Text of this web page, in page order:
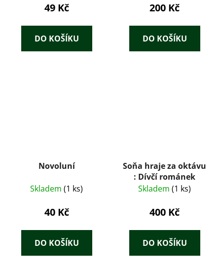
49 Kč
DO KOŠÍKU
200 Kč
DO KOŠÍKU
Novoluní
Skladem (1 ks)
40 Kč
DO KOŠÍKU
Soňa hraje za oktávu
: Dívčí románek
Skladem (1 ks)
400 Kč
DO KOŠÍKU